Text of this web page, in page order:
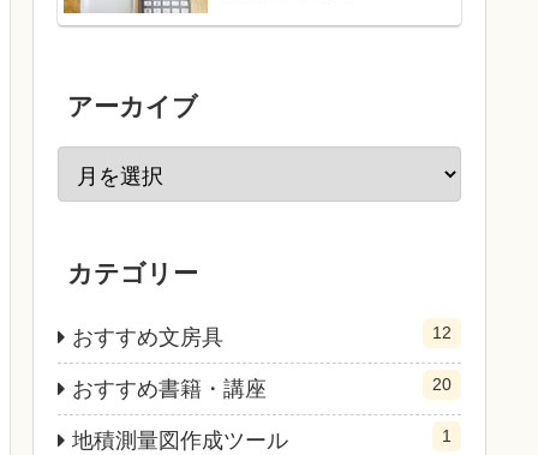
アーカイブ
カテゴリー
おすすめ文房具 12
おすすめ書籍・講座 20
地積測量図作成ツール 1